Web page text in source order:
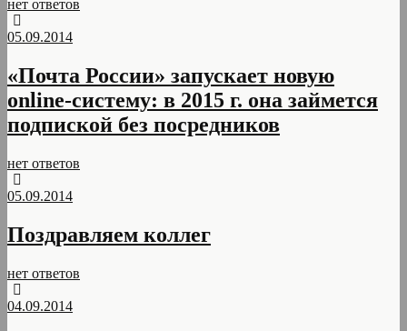
нет ответов
05.09.2014
«Почта России» запускает новую
online-систему: в 2015 г. она займется
подпиской без посредников
нет ответов
05.09.2014
Поздравляем коллег
нет ответов
04.09.2014